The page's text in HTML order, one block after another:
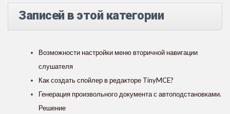
Записей в этой категории
Возможности настройки меню вторичной навигации
слушателя
Как создать спойлер в редакторе TinyMCE?
Генерация произвольного документа с автоподстановками.
Решение